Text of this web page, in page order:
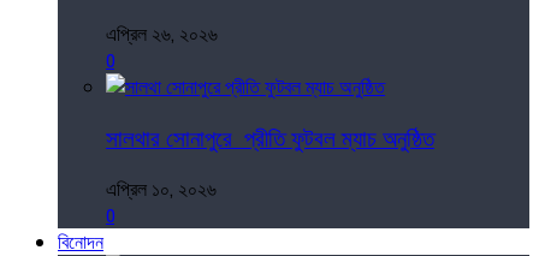
এপ্রিল ২৬, ২০২৬
0
সালথার সোনাপুরে প্রীতি ফুটবল ম্যাচ অনুষ্ঠিত
এপ্রিল ১০, ২০২৬
0
বিনোদন